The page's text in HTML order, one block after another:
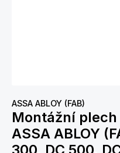
ASSA ABLOY (FAB)
Montážní
ASSA ABLOY